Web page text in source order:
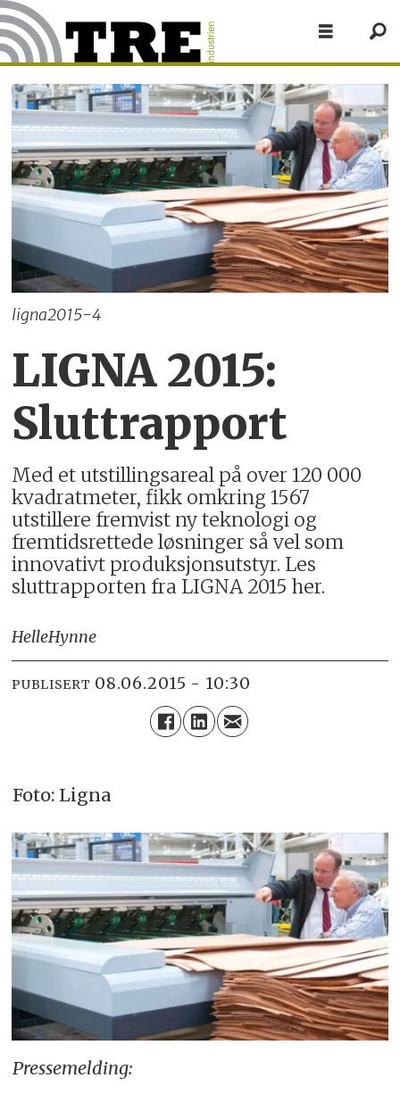
ligna2015-4
LIGNA 2015:
Sluttrapport
Med et utstillingsareal på over 120 000
kvadratmeter, fikk omkring 1567
utstillere fremvist ny teknologi og
fremtidsrettede løsninger så vel som
innovativt produksjonsutstyr. Les
sluttrapporten fra LIGNA 2015 her.
HelleHynne
PUBLISERT 08.06.2015 - 10:30
Foto: Ligna
Pressemelding: